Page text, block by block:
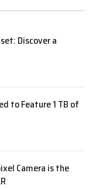
Discover a
to Feature 1 TB of
Camera is the